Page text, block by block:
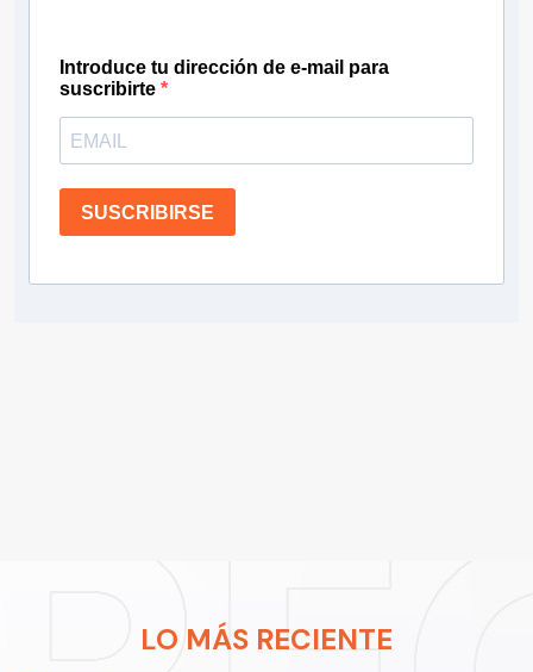
Introduce tu dirección de e-mail para
suscribirte
SUSCRIBIRSE
LO MÁS RECIENTE